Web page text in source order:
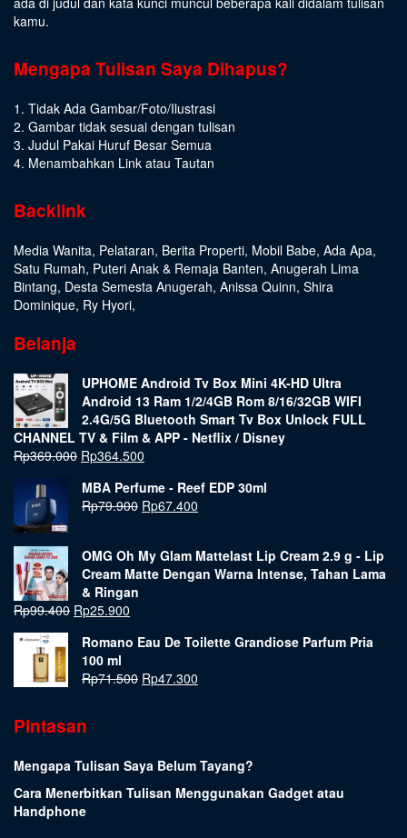
kamu.
Mengapa Tulisan Saya Dihapus?
1. Tidak Ada Gambar/Foto/Ilustrasi
2. Gambar tidak sesuai dengan tulisan
3. Judul Pakai Huruf Besar Semua
4. Menambahkan Link atau Tautan
Backlink
Media Wanita, Pelataran, Berita Properti, Mobil Babe, Ada Apa,
Satu Rumah, Puteri Anak & Remaja Banten, Anugerah Lima
Bintang, Desta Semesta Anugerah, Anissa Quinn, Shira
Dominique, Ry Hyori,
Belanja
UPHOME Android Tv Box Mini 4K-HD Ultra
Android 13 Ram 1/2/4GB Rom 8/16/32GB WIFI
2.4G/5G Bluetooth Smart Tv Box Unlock FULL
CHANNEL TV & Film & APP - Netflix / Disney
Rp369.000 Rp364.500
MBA Perfume - Reef EDP 30ml
Rp79.900 Rp67.400
OMG Oh My Glam Mattelast Lip Cream 2.9 g - Lip
Cream Matte Dengan Warna Intense, Tahan Lama
& Ringan
Rp99.400 Rp25.900
Romano Eau De Toilette Grandiose Parfum Pria
100 ml
Rp71.500 Rp47.300
Pintasan
Mengapa Tulisan Saya Belum Tayang?
Cara Menerbitkan Tulisan Menggunakan Gadget atau
Handphone